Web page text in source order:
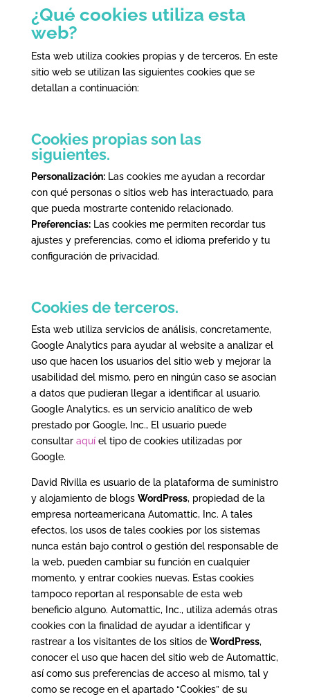
¿Qué cookies utiliza esta
web?
Esta web utiliza cookies propias y de terceros. En este
sitio web se utilizan las siguientes cookies que se
detallan a continuación:
Cookies propias son las
siguientes.
Personalización:Las cookies me ayudan a recordar
con qué personas o sitios web has interactuado, para
que pueda mostrarte contenido relacionado.
Preferencias:Las cookies me permiten recordar tus
ajustes y preferencias, como el idioma preferido y tu
configuración de privacidad.
Cookies de terceros.
Esta web utiliza servicios de análisis, concretamente,
Google Analytics para ayudar al website a analizar el
uso que hacen los usuarios del sitio web y mejorar la
usabilidad del mismo, pero en ningún caso se asocian
a datos que pudieran llegar a identificar al usuario.
Google Analytics, es un servicio analítico de web
prestado por Google, Inc., El usuario puede
consultar aquíel tipo de cookies utilizadas por
Google.
David Rivilla es usuario de la plataforma de suministro
y alojamiento de blogs WordPress, propiedad de la
empresa norteamericana Automattic, Inc. A tales
efectos, los usos de tales cookies por los sistemas
nunca están bajo control o gestión del responsable de
la web, pueden cambiar su función en cualquier
momento, y entrar cookies nuevas. Estas cookies
tampoco reportan al responsable de esta web
beneficio alguno. Automattic, Inc., utiliza además otras
cookies con la finalidad de ayudar a identificar y
rastrear a los visitantes de los sitios de WordPress,
conocer el uso que hacen del sitio web de Automattic,
así como sus preferencias de acceso al mismo, tal y
como se recoge en el apartado “Cookies” de su